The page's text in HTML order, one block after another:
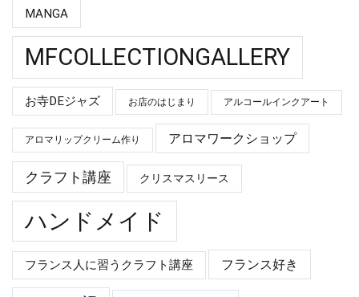
MANGA
MFCOLLECTIONGALLERY
お寺DEジャズ お店のはじまり アルコールインクアート
アロマリップクリーム作り アロマワークショップ
クラフト講座 クリスマスリース
ハンドメイド
フランス人に習うクラフト講座 フランス好き